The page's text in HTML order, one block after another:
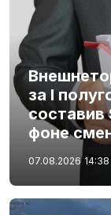
за I
составив
фоне
07.08.2026 14:38